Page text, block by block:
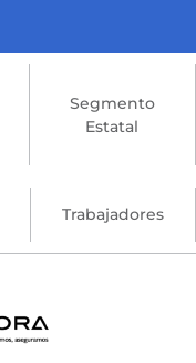
Segmento
Estatal
Trabajadores